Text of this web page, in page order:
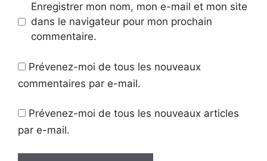
Enregistrer mon nom, mon e-mail et mon site
dans le navigateur pour mon prochain
commentaire.
Prévenez-moi de tous les nouveaux
commentaires par e-mail.
Prévenez-moi de tous les nouveaux articles
par e-mail.